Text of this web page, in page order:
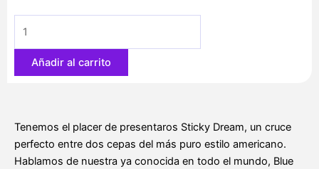
Dream
u.
Seeds
cantidad
Añadir al carrito
Tenemos el placer de presentaros Sticky Dream, un cruce
perfecto entre dos cepas del más puro estilo americano.
Hablamos de nuestra ya conocida en todo el mundo, Blue